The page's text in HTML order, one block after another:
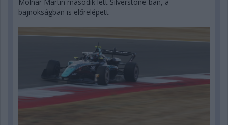
bajnokságban is előrelépett